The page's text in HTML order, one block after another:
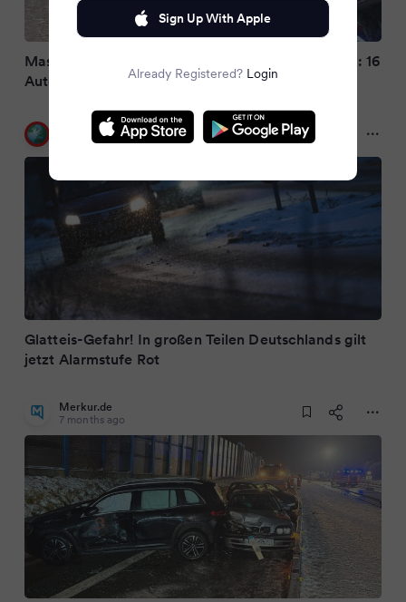
Massenkarambolage auf spiegelglatter Fahrbahn: 16
Autos und ein Lkw rutschen über Bundesstraße
FOCUS Online
7 months ago
Glatteis-Gefahr! In großen Teilen Deutschlands gilt
jetzt Alarmstufe Rot
Merkur.de
7 months ago
Sign Up With Apple
Already Registered? Login